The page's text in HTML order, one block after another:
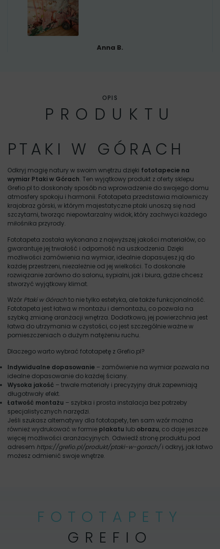
Anna B.
OPIS
PRODUKTU
PTAKI W GÓRACH
Odkryj magię natury w swoim wnętrzu dzięki fototapecie na
wymiar Ptaki w Górach. Ten wyjątkowy produkt z oferty sklepu
Grefio.pl to doskonały sposób na wprowadzenie do swojego domu
atmosfery spokoju i harmonii. Fototapeta przedstawia malowniczy
krajobraz górski, w którym majestatyczne ptaki unoszą się nad
szczytami, tworząc niepowtarzalny widok, który zachwyci każdego
miłośnika przyrody.
Fototapeta została wykonana z najwyższej jakości materiałów, co
gwarantuje jej trwałość i odporność na uszkodzenia. Dzięki
możliwości zamówienia na wymiar, idealnie dopasujesz ją do
każdej przestrzeni, niezależnie od jej wielkości. To doskonałe
rozwiązanie zarówno do salonu, sypialni, jak i biura, gdzie chcesz
stworzyć wyjątkowy klimat.
Wzór Ptaki w Górachto nie tylko estetyka, ale także funkcjonalność.
Fototapeta jest łatwa w montażu i demontażu, co pozwala na
szybką zmianę aranżacji wnętrza. Dodatkowo, jej powierzchnia jest
łatwa do utrzymania w czystości, co jest szczególnie ważne w
pomieszczeniach o dużym natężeniu ruchu.
Dlaczego warto wybrać fototapetę z Grefio.pl?
Indywidualne dopasowanie – zamówienie na wymiar pozwala na
idealne dopasowanie do każdej ściany.
Wysoka jakość – trwałe materiały i precyzyjny druk zapewniają
długotrwały efekt.
Łatwość montażu – szybka i prosta instalacja bez potrzeby
specjalistycznych narzędzi.
Jeśli szukasz alternatywy dla fototapety, ten sam wzór można
również wydrukować w formie plakatu lub obrazu, co daje jeszcze
więcej możliwości aranżacyjnych. Odwiedź stronę produktu pod
adresem https://grefio.pl/produkt/ptaki-w-gorach/i odkryj, jak łatwo
możesz odmienić swoje wnętrze.
FOTOTAPETY
GREFIO